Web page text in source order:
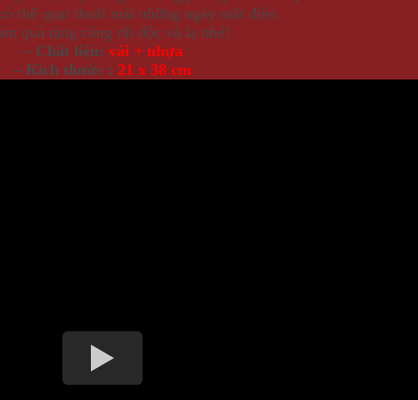
thể quạt thoải mái những ngày mất điện.
quà tặng cũng rất độc và lạ nhé!
– Chất liệu: vải + nhựa
– Kích thước : 21 x 38 cm